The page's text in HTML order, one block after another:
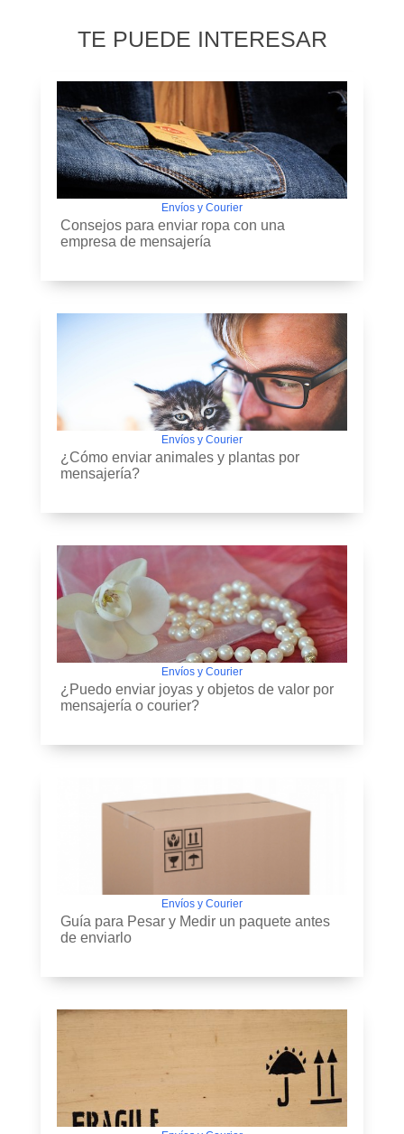
TE PUEDE INTERESAR
Envíos y Courier
Consejos para enviar ropa con una
empresa de mensajería
Envíos y Courier
¿Cómo enviar animales y plantas por
mensajería?
Envíos y Courier
¿Puedo enviar joyas y objetos de valor por
mensajería o courier?
Envíos y Courier
Guía para Pesar y Medir un paquete antes
de enviarlo